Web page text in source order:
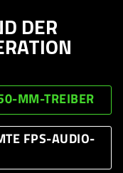
DER
MM-TREIBER
FPS-AUDIO-